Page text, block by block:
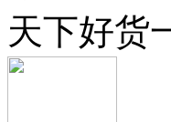
天下好货